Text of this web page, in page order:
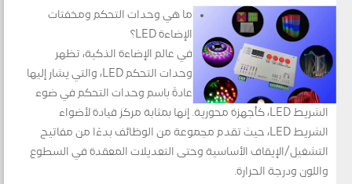
ما هي وحدات التحكم ومخفتات
الإضاءة LED؟
في عالم الإضاءة الذكية، تظهر
وحدات التحكم LED، والتي يشار إليها
عادةً باسم وحدات التحكم في ضوء
الشريط LED، كأجهزة محورية. إنها بمثابة مركز قيادة لأضواء
الشريط LED، حيث تقدم مجموعة من الوظائف بدءًا من مفاتيح
التشغيل/الإيقاف الأساسية وحتى التعديلات المعقدة في السطوع
واللون ودرجة الحرارة.